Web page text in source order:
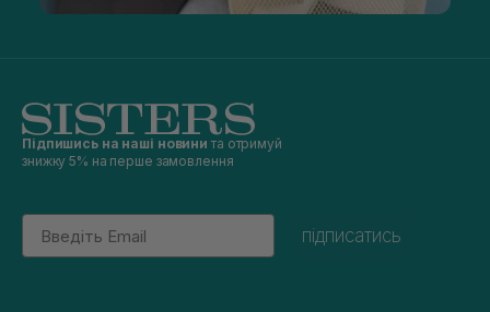
Підпишись на наші новини та отримуй
знижку 5% на перше замовлення
Email
підписатись